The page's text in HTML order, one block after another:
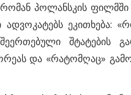
რომან პოლანსკის
ეკითხება:
შტატების
და «რატომღაც»